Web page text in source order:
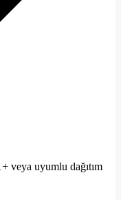
veya uyumlu dağıtım